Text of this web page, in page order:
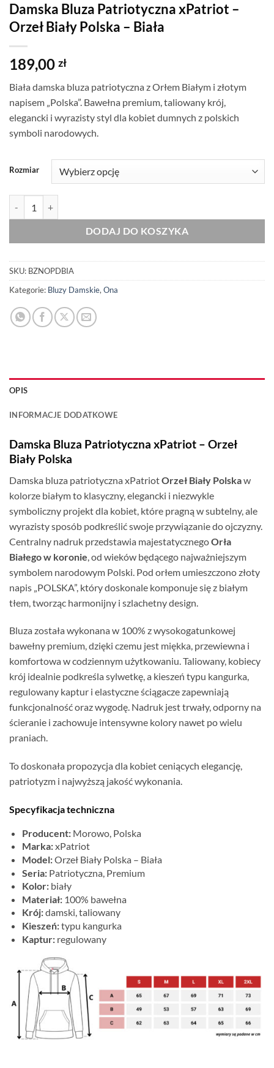
Damska Bluza Patriotyczna xPatriot –
Orzeł Biały Polska – Biała
189,00 zł
Biała damska bluza patriotyczna z Orłem Białym i złotym
napisem „Polska”. Bawełna premium, taliowany krój,
elegancki i wyrazisty styl dla kobiet dumnych z polskich
symboli narodowych.
Rozmiar
DODAJ DO KOSZYKA
SKU: BZNOPDBIA
Kategorie: Bluzy Damskie, Ona
OPIS
INFORMACJE DODATKOWE
Damska Bluza Patriotyczna xPatriot – Orzeł
Biały Polska
Damska bluza patriotyczna xPatriotOrzeł Biały Polskaw
kolorze białym to klasyczny, elegancki i niezwykle
symboliczny projekt dla kobiet, które pragną w subtelny, ale
wyrazisty sposób podkreślić swoje przywiązanie do ojczyzny.
Centralny nadruk przedstawia majestatycznegoOrła
Białego w koronie , od wieków będącego najważniejszym
symbolem narodowym Polski. Pod orłem umieszczono złoty
napis „POLSKA”, który doskonale komponuje się z białym
tłem, tworząc harmonijny i szlachetny design.
Bluza została wykonana w 100% z wysokogatunkowej
bawełny premium, dzięki czemu jest miękka, przewiewna i
komfortowa w codziennym użytkowaniu. Taliowany, kobiecy
krój idealnie podkreśla sylwetkę, a kieszeń typu kangurka,
regulowany kaptur i elastyczne ściągacze zapewniają
funkcjonalność oraz wygodę. Nadruk jest trwały, odporny na
ścieranie i zachowuje intensywne kolory nawet po wielu
praniach.
To doskonała propozycja dla kobiet ceniących elegancję,
patriotyzm i najwyższą jakość wykonania.
Specyfikacja techniczna
Producent:Morowo, Polska
Marka:xPatriot
Model:Orzeł Biały Polska – Biała
Seria:Patriotyczna, Premium
Kolor:biały
Materiał:100% bawełna
Krój:damski, taliowany
Kieszeń:typu kangurka
Kaptur:regulowany